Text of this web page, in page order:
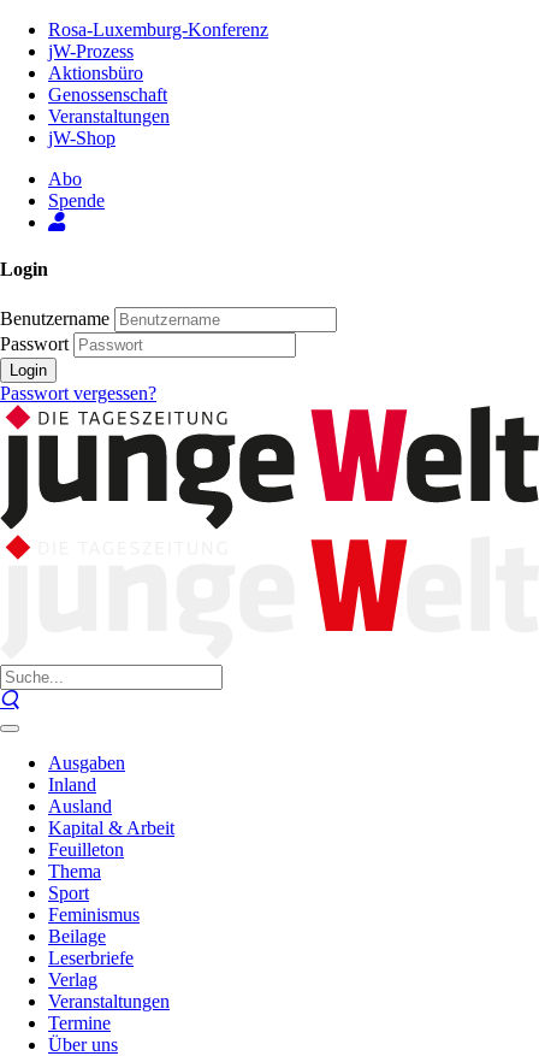
Inhalt
Seite
Rosa-Luxemburg-Konferenz
jW-Prozess
Aktionsbüro
Genossenschaft
Veranstaltungen
jW-Shop
Abo
Spende
Login
Benutzername
Passwort
Login
Passwort vergessen?
Ausgaben
Inland
Ausland
Kapital & Arbeit
Feuilleton
Thema
Sport
Feminismus
Beilage
Leserbriefe
Verlag
Veranstaltungen
Termine
Über uns